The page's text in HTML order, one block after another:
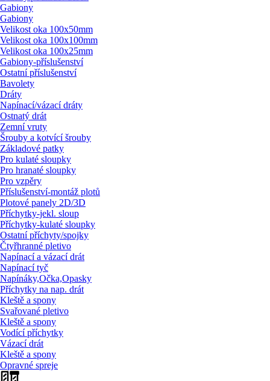
Gabiony
Gabiony
Velikost oka 100x50mm
Velikost oka 100x100mm
Velikost oka 100x25mm
Gabiony-příslušenství
Ostatní příslušenství
Bavolety
Dráty
Napínací/vázací dráty
Ostnatý drát
Zemní vruty
Šrouby a kotvící šrouby
Základové patky
Pro kulaté sloupky
Pro hranaté sloupky
Pro vzpěry
Příslušenství-montáž plotů
Plotové panely 2D/3D
Příchytky-jekl. sloup
Příchytky-kulaté sloupky
Ostatní příchyty/spojky
Čtyřhranné pletivo
Napínací a vázací drát
Napínací tyč
Napínáky,Očka,Opasky
Příchytky na nap. drát
Kleště a spony
Svařované pletivo
Kleště a spony
Vodící příchytky
Vázací drát
Kleště a spony
Opravné spreje